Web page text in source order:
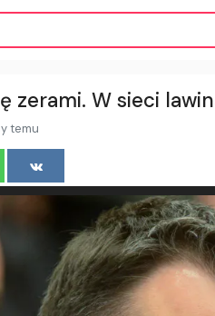
zerami. W sieci
temu